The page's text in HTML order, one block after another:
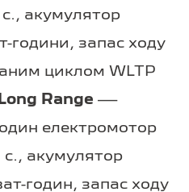
акумулятор
години, запас ходу
циклом WLTP
Range —
електромотор
с., акумулятор
годин, запас ходу